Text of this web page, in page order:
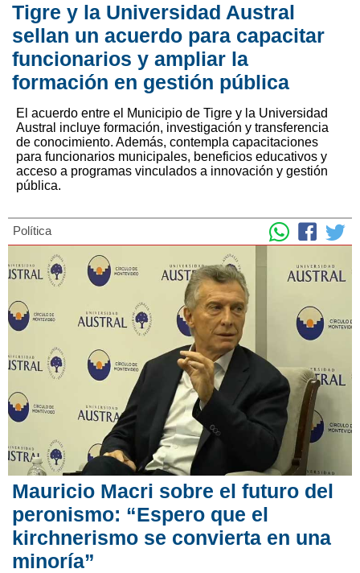
Tigre y la Universidad Austral
sellan un acuerdo para capacitar
funcionarios y ampliar la
formación en gestión pública
El acuerdo entre el Municipio de Tigre y la Universidad
Austral incluye formación, investigación y transferencia
de conocimiento. Además, contempla capacitaciones
para funcionarios municipales, beneficios educativos y
acceso a programas vinculados a innovación y gestión
pública.
Política
Mauricio Macri sobre el futuro del
peronismo: “Espero que el
kirchnerismo se convierta en una
minoría”